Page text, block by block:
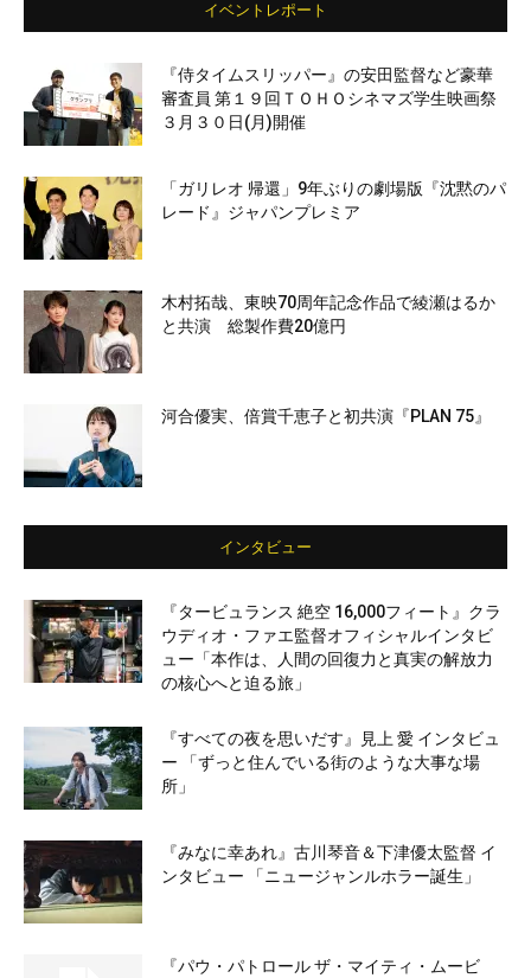
イベントレポート
『侍タイムスリッパー』の安田監督など豪華
審査員 第１９回ＴＯＨＯシネマズ学生映画祭
３月３０日(月)開催
「ガリレオ 帰還」9年ぶりの劇場版『沈黙のパ
レード』ジャパンプレミア
木村拓哉、東映70周年記念作品で綾瀬はるか
と共演 総製作費20億円
河合優実、倍賞千恵子と初共演『PLAN 75』
インタビュー
『タービュランス 絶空 16,000フィート』クラ
ウディオ・ファエ監督オフィシャルインタビ
ュー「本作は、人間の回復力と真実の解放力
の核心へと迫る旅」
『すべての夜を思いだす』見上 愛 インタビュ
ー 「ずっと住んでいる街のような大事な場
所」
『みなに幸あれ』古川琴音＆下津優太監督 イ
ンタビュー 「ニュージャンルホラー誕生」
『パウ・パトロール ザ・マイティ・ムービ